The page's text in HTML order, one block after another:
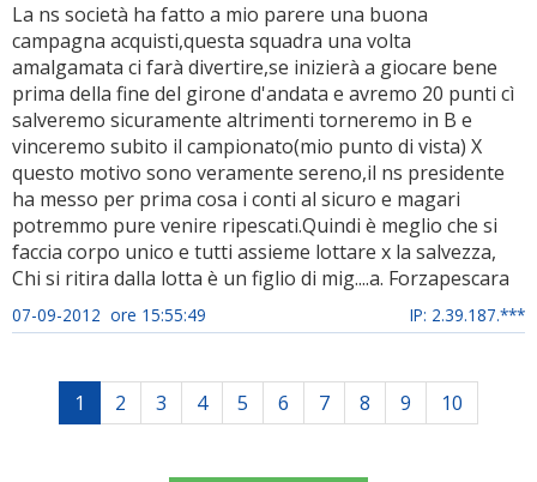
La ns società ha fatto a mio parere una buona
campagna acquisti,questa squadra una volta
amalgamata ci farà divertire,se inizierà a giocare bene
prima della fine del girone d'andata e avremo 20 punti cì
salveremo sicuramente altrimenti torneremo in B e
vinceremo subito il campionato(mio punto di vista) X
questo motivo sono veramente sereno,il ns presidente
ha messo per prima cosa i conti al sicuro e magari
potremmo pure venire ripescati.Quindi è meglio che si
faccia corpo unico e tutti assieme lottare x la salvezza,
Chi si ritira dalla lotta è un figlio di mig....a. Forzapescara
07-09-2012 ore 15:55:49 IP: 2.39.187.***
1 2 3 4 5 6 7 8 9 10